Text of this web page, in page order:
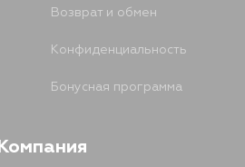
Возврат и обмен
Конфиденциальность
Бонусная программа
Компания